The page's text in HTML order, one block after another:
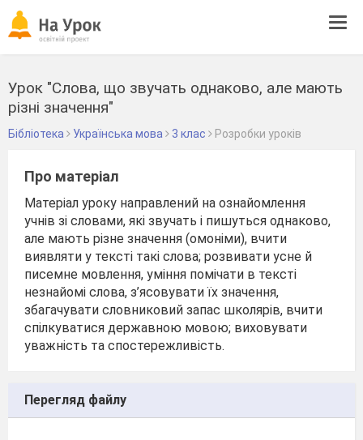
Урок "Слова, що звучать однаково, але мають
різні значення"
Бібліотека Українська мова 3 клас Розробки уроків
Про матеріал
Матеріал уроку направлений на ознайомлення
учнів зі словами, які звучать і пишуться однаково,
але мають різне значення (омоніми), вчити
виявляти у тексті такі слова; розвивати усне й
писемне мовлення, уміння помічати в тексті
незнайомі слова, з’ясовувати їх значення,
збагачувати словниковий запас школярів, вчити
спілкуватися державною мовою; виховувати
уважність та спостережливість.
Перегляд файлу